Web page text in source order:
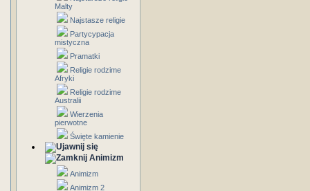
Malty
Najstasze religie
Partycypacja
mistyczna
Pramatki
Religie rodzime
Afryki
Religie rodzime
Australii
Wierzenia
pierwotne
Święte kamienie
Animizm
Animizm
Animizm 2